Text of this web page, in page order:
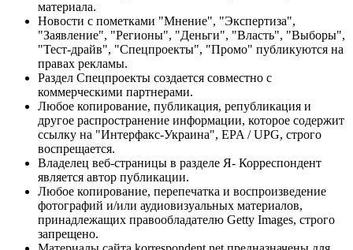
материала.
Новости с пометками "Мнение", "Экспертиза",
"Заявление", "Регионы", "Деньги", "Власть", "Выборы",
"Тест-драйв", "Спецпроекты", "Промо" публикуются на
правах рекламы.
Раздел Спецпроекты создается совместно с
коммерческими партнерами.
Любое копирование, публикация, републикация и
другое распространение информации, которое содержит
ссылку на "Интерфакс-Украина", EPA / UPG, строго
воспрещается.
Владелец веб-страницы в разделе Я- Корреспондент
является автор публикации.
Любое копирование, перепечатка и воспроизведение
фотографий и/или аудиовизуальных материалов,
принадлежащих правообладателю Getty Images, строго
запрещено.